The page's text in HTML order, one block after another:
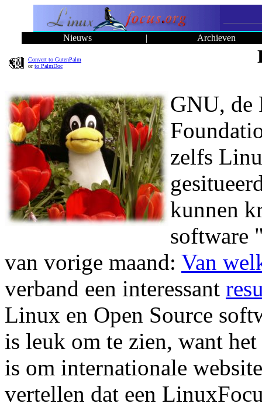
Nieuws | Archieven
Convert to GutenPalm
orto PalmDoc
GNU, de
zelfs
kunnen
software
van vorige maand: Van
verband een interessant
Linux en Open Source
is leuk om te zien, want
is om internationale
vertellen dat een